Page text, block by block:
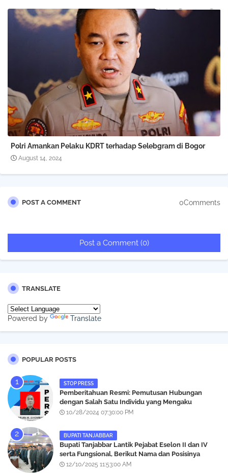
Polri Amankan Pelaku KDRT terhadap Selebgram di Bogor
August 14, 2024
POST A COMMENT 0Comments
Post a Comment (0)
TRANSLATE
Powered by Translate
POPULAR POSTS
STOP PRESS
Pemberitahuan Resmi: Pemutusan Hubungan
dengan Salah Satu Individu yang Mengaku
Wartawan Analisismedia.com
10/28/2024 07:30:00 PM
BUPATI TANJABBAR
‎Bupati Tanjabbar Lantik Pejabat Eselon II dan IV
serta Fungsional, Berikut Nama dan Posisinya
12/10/2025 11:53:00 AM